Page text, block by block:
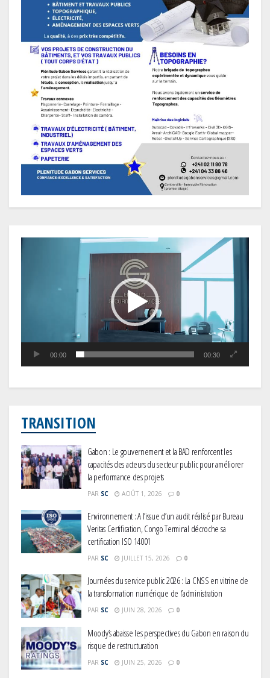
00:00 00:30
TRANSITION
Gabon : Le gouvernement et la BAD renforcent les
capacités des acteurs du secteur public pour améliorer
la performance des projets
PAR SC AOÛT 1, 2026 0
Environnement : A l’issue d’un audit réalisé par Bureau
Veritas Certification, Congo Terminal décroche sa
certification ISO 14001
PAR SC JUILLET 15, 2026 0
Journées du service public 2026 : La CNSS en vitrine de
la transformation numérique de l’administration
PAR SC JUIN 28, 2026 0
Moody’s abaisse les perspectives du Gabon en raison du
risque de restructuration
PAR SC JUIN 25, 2026 0